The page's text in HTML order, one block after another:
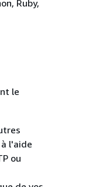
Ruby,
le
l'aide
ou